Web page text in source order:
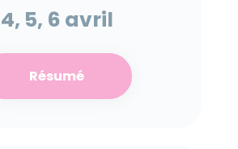
4, 5, 6 avril
Résumé